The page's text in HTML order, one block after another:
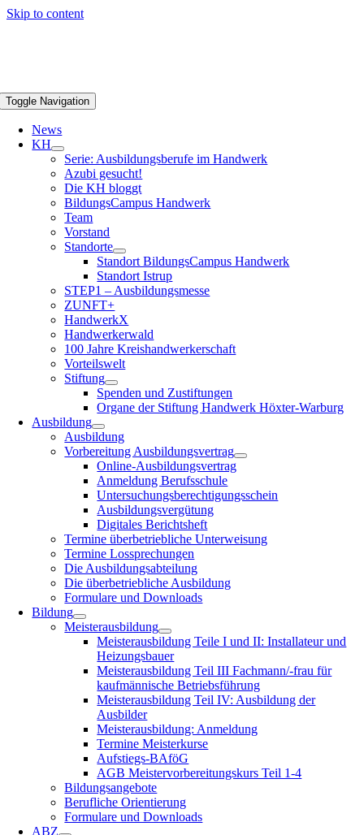
Skip to content
Toggle Navigation
News
KH
Serie: Ausbildungsberufe im Handwerk
Azubi gesucht!
Die KH bloggt
BildungsCampus Handwerk
Team
Vorstand
Standorte
Standort BildungsCampus Handwerk
Standort Istrup
STEP1 – Ausbildungsmesse
ZUNFT+
HandwerkX
Handwerkerwald
100 Jahre Kreishandwerkerschaft
Vorteilswelt
Stiftung
Spenden und Zustiftungen
Organe der Stiftung Handwerk Höxter-Warburg
Ausbildung
Ausbildung
Vorbereitung Ausbildungsvertrag
Online-Ausbildungsvertrag
Anmeldung Berufsschule
Untersuchungsberechtigungsschein
Ausbildungsvergütung
Digitales Berichtsheft
Termine überbetriebliche Unterweisung
Termine Lossprechungen
Die Ausbildungsabteilung
Die überbetriebliche Ausbildung
Formulare und Downloads
Bildung
Meisterausbildung
Meisterausbildung Teile I und II: Installateur und
Heizungsbauer
Meisterausbildung Teil III Fachmann/-frau für
kaufmännische Betriebsführung
Meisterausbildung Teil IV: Ausbildung der
Ausbilder
Meisterausbildung: Anmeldung
Termine Meisterkurse
Aufstiegs-BAföG
AGB Meistervorbereitungskurs Teil 1-4
Bildungsangebote
Berufliche Orientierung
Formulare und Downloads
ABZ